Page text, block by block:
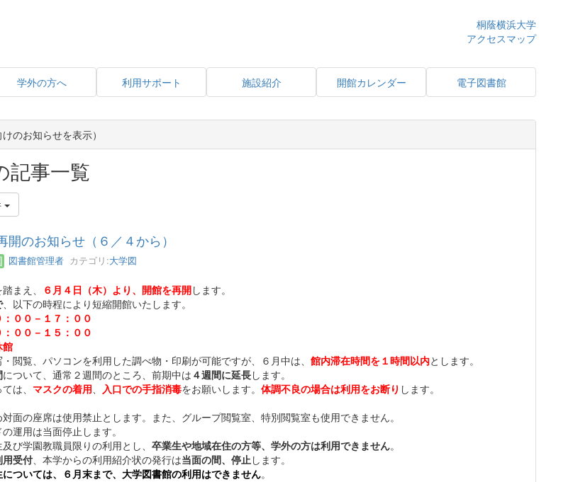
桐蔭横浜大学
アクセスマップ
学外の方へ 利用サポート 施設紹介 開館カレンダー 電子図書館
のお知らせを表示）
記事一覧
のお知らせ（６／４から）
図書館管理者カテゴリ:大学図
まえ、 ６月４日（木）より、開館を再開します。
、以下の時程により短縮開館いたします。
：００－１７：００
：００－１５：００
閲覧、パソコンを利用した調べ物・印刷が可能ですが、６月中は、 館内滞在時間を１時間以内とします。
について、通常２週間のところ、前期中は ４週間に延長します。
は、 マスクの着用、 入口での手指消毒をお願いします。 体調不良の場合は利用をお断り します。
面の座席は使用禁止とします。また、グループ閲覧室、特別閲覧室も使用できません。
運用は当面停止します。
び学園教職員限りの利用とし、 卒業生や地域在住の方等、学外の方は利用できません。
受付、本学からの利用紹介状の発行は当面の間、停止します。
ついては、６月末まで、大学図書館の利用はできません。